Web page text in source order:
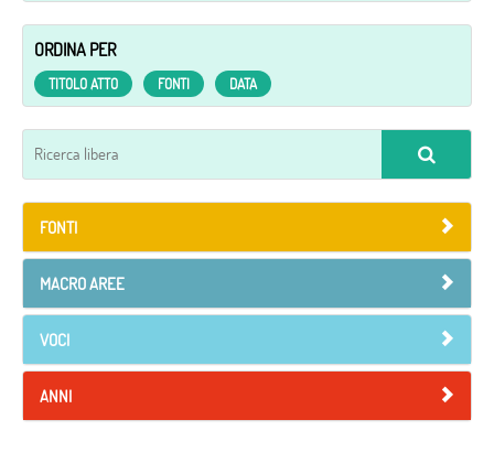
ORDINA PER
TITOLO ATTO FONTI DATA
FONTI
MACRO AREE
VOCI
ANNI